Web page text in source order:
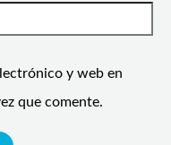
y web en
que comente.